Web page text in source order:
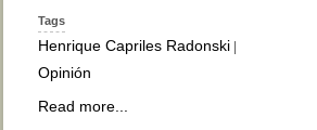
Tags
Henrique Capriles Radonski
Opinión
Read more...